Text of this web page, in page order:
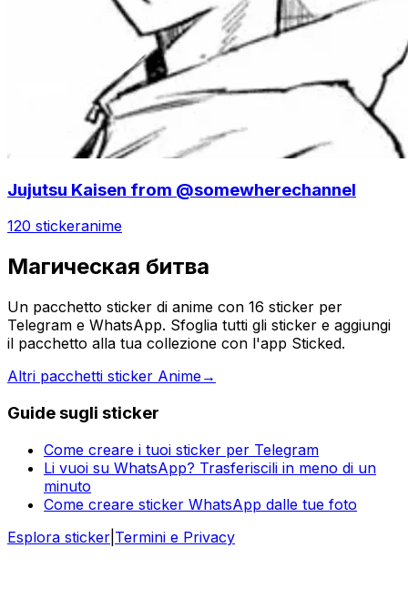
Jujutsu Kaisen from @somewherechannel
120 stickeranime
Магическая битва
Un pacchetto sticker di anime con 16 sticker per
Telegram e WhatsApp. Sfoglia tutti gli sticker e aggiungi
il pacchetto alla tua collezione con l'app Sticked.
Altri pacchetti sticker Anime→
Guide sugli sticker
Come creare i tuoi sticker per Telegram
Li vuoi su WhatsApp? Trasferiscili in meno di un
minuto
Come creare sticker WhatsApp dalle tue foto
Esplora sticker Termini e Privacy